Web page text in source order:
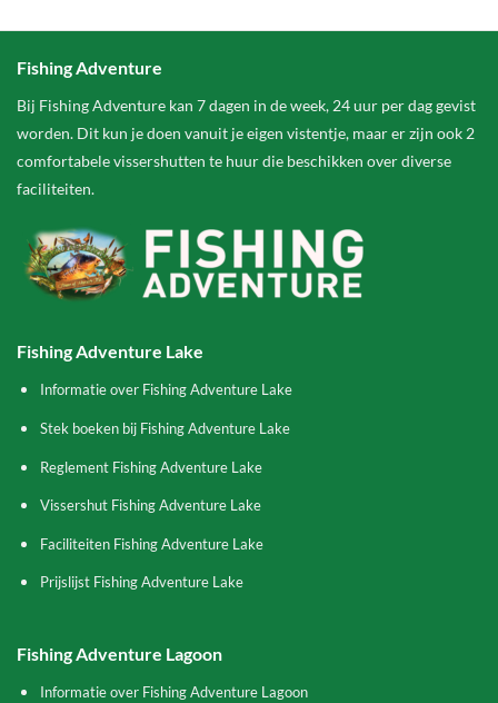
Fishing Adventure
Bij Fishing Adventure kan 7 dagen in de week, 24 uur per dag gevist
worden. Dit kun je doen vanuit je eigen vistentje, maar er zijn ook 2
comfortabele vissershutten te huur die beschikken over diverse
faciliteiten.
Fishing Adventure Lake
Informatie over Fishing Adventure Lake
Stek boeken bij Fishing Adventure Lake
Reglement Fishing Adventure Lake
Vissershut Fishing Adventure Lake
Faciliteiten Fishing Adventure Lake
Prijslijst Fishing Adventure Lake
Fishing Adventure Lagoon
Informatie over Fishing Adventure Lagoon